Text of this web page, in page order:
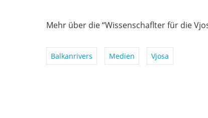
Mehr über die “Wissenschaflter für die
Balkanrivers Medien Vjosa